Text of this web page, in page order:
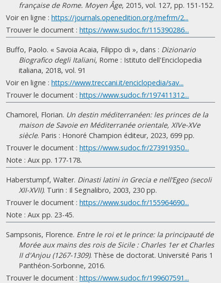
française de Rome. Moyen Âge, 2015, vol. 127, pp. 151-152.
Voir en ligne : https://journals.openedition.org/mefrm/2...
Trouver le document : https://www.sudoc.fr/115390286...
Buffo, Paolo. « Savoia Acaia, Filippo di », dans : Dizionario
Biografico degli Italiani, Rome : Istituto dell'Enciclopedia
italiana, 2018, vol. 91
Voir en ligne : https://www.treccani.it/enciclopedia/sav...
Trouver le document : https://www.sudoc.fr/197411312...
Chamorel, Florian. Un destin méditerranéen: les princes de la
maison de Savoie en Méditerranée orientale, XIVe-XVe
siècle. Paris : Honoré Champion éditeur, 2023, 699 pp.
Trouver le document : https://www.sudoc.fr/273919350...
Note : Aux pp. 177-178.
Haberstumpf, Walter. Dinasti latini in Grecia e nell’Egeo (secoli
XII-XVII). Turin : Il Segnalibro, 2003, 230 pp.
Trouver le document : https://www.sudoc.fr/155964690...
Note : Aux pp. 23-45.
Sampsonis, Florence. Entre le roi et le prince: la principauté de
Morée aux mains des rois de Sicile : Charles 1er et Charles
II d'Anjou (1267-1309). Thèse de doctorat. Université Paris 1
Panthéon-Sorbonne, 2016.
Trouver le document : https://www.sudoc.fr/199607591...